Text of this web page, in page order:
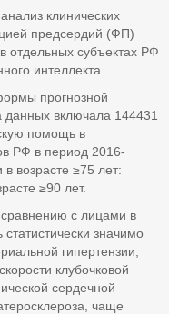
клинических
предсердий (ФП)
отдельных субъектах РФ
интеллекта.
прогнозной
данных включала 144431
помощь в
РФ в период 2016-
возрасте ≥75 лет:
≥90 лет.
с лицами в
значимо
гипертензии,
клубочковой
сердечной
чаще